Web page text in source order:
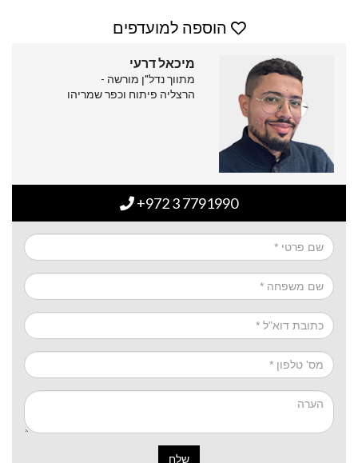
הוספה למועדפים
מיכאל דרעי
מתווך נדל"ן מורשה -
הרצליה פיתוח וכפר שמריהו
+972 3 7791990
שלח